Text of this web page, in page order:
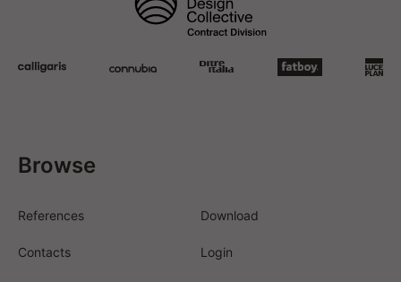
Browse
References Download
Contacts Login